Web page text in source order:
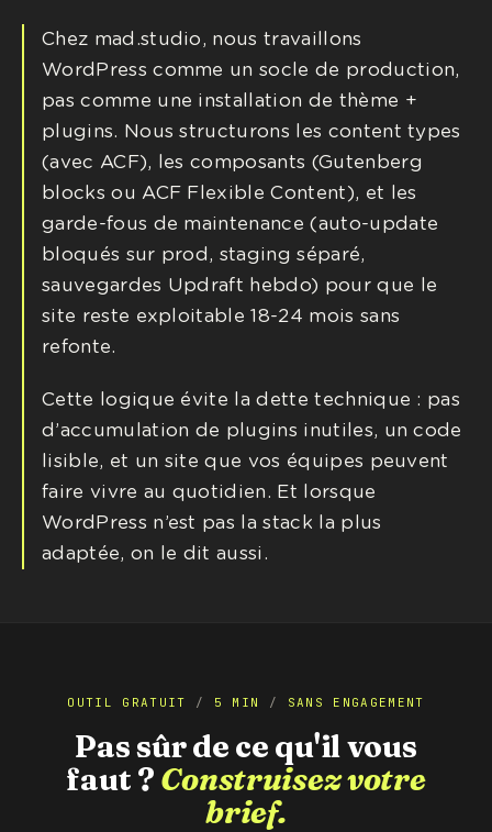
Chez mad.studio, nous travaillons
WordPress comme un socle de production,
pas comme une installation de thème +
plugins. Nous structurons les content types
(avec ACF), les composants (Gutenberg
blocks ou ACF Flexible Content), et les
garde-fous de maintenance (auto-update
bloqués sur prod, staging séparé,
sauvegardes Updraft hebdo) pour que le
site reste exploitable 18-24 mois sans
refonte.
Cette logique évite la dette technique : pas
d’accumulation de plugins inutiles, un code
lisible, et un site que vos équipes peuvent
faire vivre au quotidien. Et lorsque
WordPress n’est pas la stack la plus
adaptée, on le dit aussi.
OUTIL GRATUIT / 5 MIN / SANS ENGAGEMENT
Pas sûr de ce qu'il vous
faut ? Construisez votre
brief.